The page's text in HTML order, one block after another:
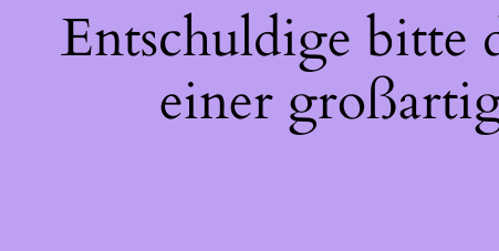
Entschuldige bitte
einer